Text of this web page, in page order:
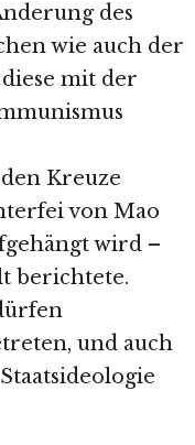
des
wie auch der
mit der
Kreuze
von Mao
wird –
berichtete.
und auch